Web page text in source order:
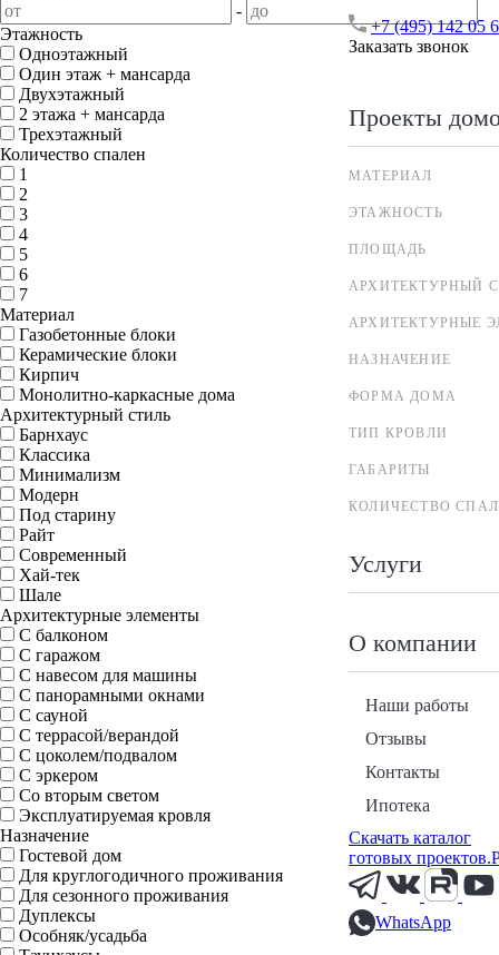
+7 (495) 142 05
Заказать звонок
Проекты
МАТЕРИАЛ
ЭТАЖНОСТЬ
ПЛОЩАДЬ
АРХИТЕКТУРНЫЙ
АРХИТЕКТУРНЫЕ
НАЗНАЧЕНИЕ
ФОРМА ДОМА
ТИП КРОВЛИ
ГАБАРИТЫ
КОЛИЧЕСТВО
Услуги
О компании
Наши работы
Отзывы
Контакты
Ипотека
Скачать каталог
готовых
WhatsApp
-
Этажность
Одноэтажный
Один этаж + мансарда
Двухэтажный
2 этажа + мансарда
Трехэтажный
Количество спален
1
2
3
4
5
6
7
Материал
Газобетонные блоки
Керамические блоки
Кирпич
Монолитно-каркасные дома
Архитектурный стиль
Барнхаус
Классика
Минимализм
Модерн
Под старину
Райт
Современный
Хай-тек
Шале
Архитектурные элементы
С балконом
С гаражом
С навесом для машины
С панорамными окнами
С сауной
С террасой/верандой
С цоколем/подвалом
С эркером
Со вторым светом
Эксплуатируемая кровля
Назначение
Гостевой дом
Для круглогодичного проживания
Для сезонного проживания
Дуплексы
Особняк/усадьба